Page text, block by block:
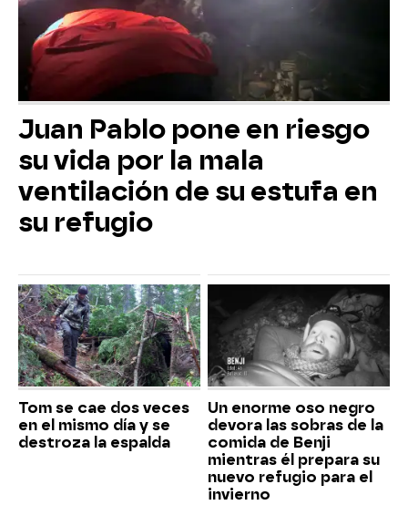
Juan Pablo pone en riesgo
su vida por la mala
ventilación de su estufa en
su refugio
Tom se cae dos veces
en el mismo día y se
destroza la espalda
Un enorme oso negro
devora las sobras de la
comida de Benji
mientras él prepara su
nuevo refugio para el
invierno